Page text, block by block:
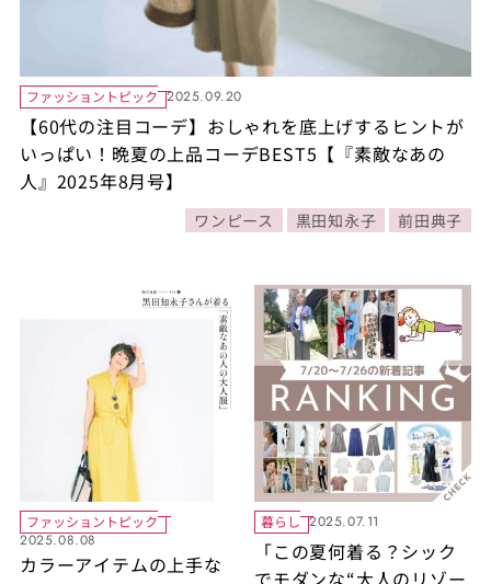
ファッショントピック 2025.09.20
【60代の注目コーデ】おしゃれを底上げするヒントが
いっぱい！晩夏の上品コーデBEST5【『素敵なあの
人』2025年8月号】
ワンピース 黒田知永子 前田典子
ファッショントピック
2025.08.08
カラーアイテムの上手な
暮らし 2025.07.11
「この夏何着る？シック
でモダンな“大人のリゾー